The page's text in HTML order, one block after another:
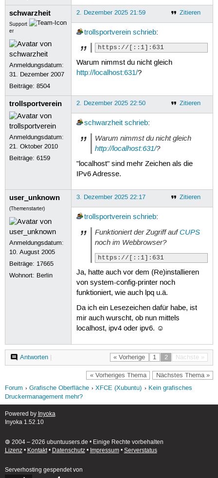
47
48
49
51
53
54
58
59
60
61
62
vlc-bin libmagickcore-
gnuplot-x11 libpostproc57
libgstreamer-plugins-
gnuplot imagemagick-6.q16
imagemagick-6-common
gstreamer1.0-plugins-bad
Die folgenden Pakete sind
iproute2
0
aktualisiert,
t530:/media/stefan/tray2/
schwarzheit
Support
er
Anmeldungsdatum:
31. Dezember 2007
Beiträge:8504
Zitieren
2. Dezember 2025 21:59
trollsportverein schrieb:
https://[::1]:631
Warum nimmst du nicht gleich
http://localhost:631/?
trollsportverein
Anmeldungsdatum:
21. Oktober 2010
Beiträge:6159
Zitieren
2. Dezember 2025 22:50
schwarzheit schrieb:
Warum nimmst du nicht gleich
http://localhost:631/?
"localhost" sind mehr Zeichen als die
IPv6 Adresse.
user_unknown
(Themenstarter)
Anmeldungsdatum:
10. August 2005
Beiträge: 17665
Wohnort: Berlin
Zitieren
3. Dezember 2025 22:17
trollsportverein schrieb:
Funktioniert der Zugriff aufCUPS
noch im Webbrowser?
https://[::1]:631
Ja, hatte auch vor dem (Re)installieren
von system-config-printer noch
funktioniert, wie auch lpq u.ä.
Da ich ein Lesezeichen dafür habe, ist
mir auch wurscht, ob nun mittels
localhost, ipv4 oder ipv6. ☺
« Vorherige 1 2 Nächste »
Antworten|
« Vorheriges Thema Nächstes Thema »
Forum Grafische Oberfläche XFCE (Xubuntu)
Kein grafisches
Druckermanagement mehr?
Powered by Inyoka
Inyoka 1.52.10
🄯 2004 – 2026 ubuntuusers.de • Einige Rechte vorbehalten
Lizenz• Kontakt• Datenschutz• Impressum• Serverstatus
Serverhosting gespendet von